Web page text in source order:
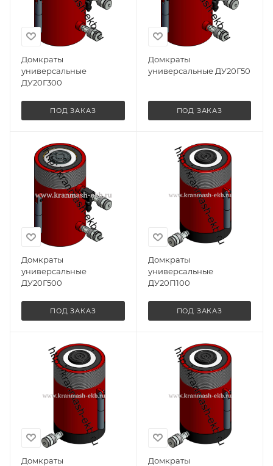
Домкраты
универсальные
ДУ20Г300
ПОД ЗАКАЗ
Домкраты
универсальные ДУ20Г50
ПОД ЗАКАЗ
Домкраты
универсальные
ДУ20Г500
ПОД ЗАКАЗ
Домкраты
универсальные
ДУ20П100
ПОД ЗАКАЗ
Домкраты
Домкраты